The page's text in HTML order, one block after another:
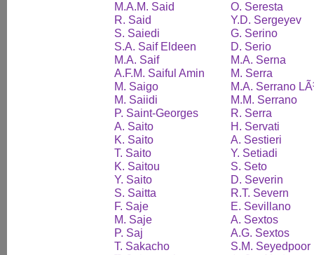
M.A.M. Said
R. Said
S. Saiedi
S.A. Saif Eldeen
M.A. Saif
A.F.M. Saiful Amin
M. Saigo
M. Saiidi
P. Saint-Georges
A. Saito
K. Saito
T. Saito
K. Saitou
Y. Saito
S. Saitta
F. Saje
M. Saje
P. Saj
T. Sakacho
O. Seresta
Y.D. Sergeyev
G. Serino
D. Serio
M.A. Serna
M. Serra
M.A. Serrano
M.M. Serrano
R. Serra
H. Servati
A. Sestieri
Y. Setiadi
S. Seto
D. Severin
R.T. Severn
E. Sevillano
A. Sextos
A.G. Sextos
S.M. Seyedpoor